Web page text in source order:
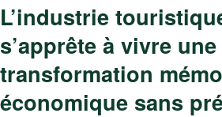
L’industrie
s’apprête à vivre une
transformation
économique sans